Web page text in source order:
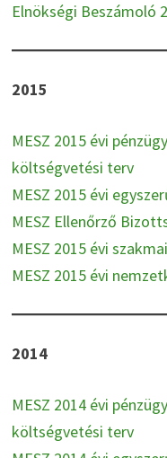
Elnökségi Beszámoló
2015
MESZ 2015 évi
költségvetési terv
MESZ 2015 évi
MESZ Ellenőrző
MESZ 2015 évi
MESZ 2015 évi
2014
MESZ 2014 évi
költségvetési terv